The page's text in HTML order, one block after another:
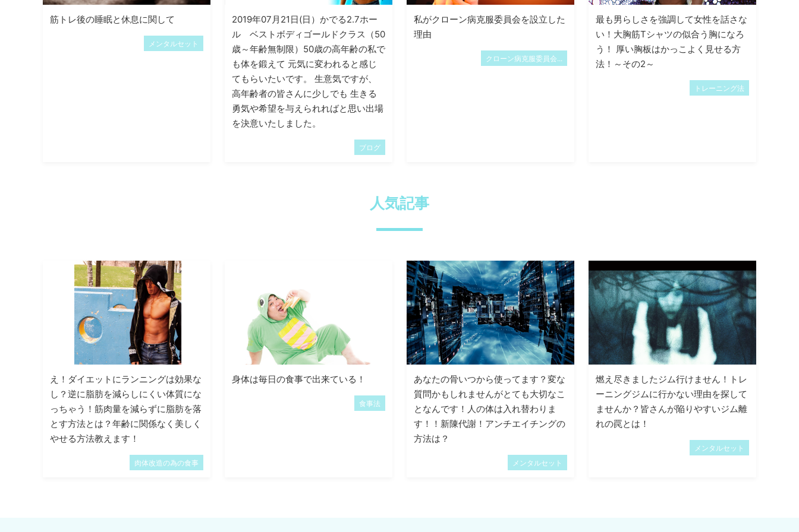
筋トレ後の睡眠と休息に関して
メンタルセット
2019年07月21日(日）かでる2.7ホー
ル ベストボディゴールドクラス（50
歳～年齢無制限）50歳の高年齢の私で
も体を鍛えて 元気に変われると感じ
てもらいたいです。 生意気ですが、
高年齢者の皆さんに少しでも 生きる
勇気や希望を与えられればと思い出場
を決意いたしました。
ブログ
私がクローン病克服委員会を設立した
理由
クローン病克服委員会...
最も男らしさを強調して女性を話さな
い！大胸筋Tシャツの似合う胸になろ
う！ 厚い胸板はかっこよく見せる方
法！～その2～
トレーニング法
人気記事
え！ダイエットにランニングは効果な
し？逆に脂肪を減らしにくい体質にな
っちゃう！筋肉量を減らずに脂肪を落
とす方法とは？年齢に関係なく美しく
やせる方法教えます！
肉体改造の為の食事
身体は毎日の食事で出来ている！
食事法
あなたの骨いつから使ってます？変な
質問かもしれませんがとても大切なこ
となんです！人の体は入れ替わりま
す！！新陳代謝！アンチエイチングの
方法は？
メンタルセット
燃え尽きましたジム行けません！トレ
ーニングジムに行かない理由を探して
ませんか？皆さんが陥りやすいジム離
れの罠とは！
メンタルセット